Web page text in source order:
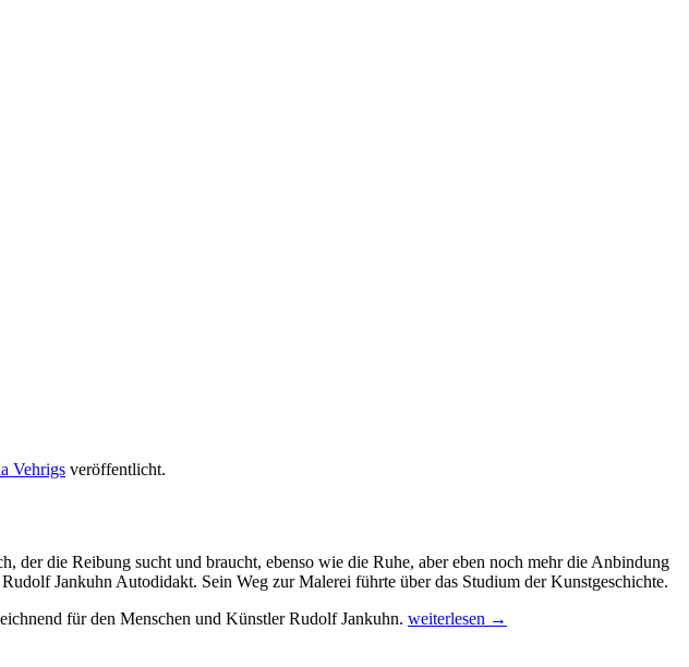
Vehrigs veröffentlicht.
der die Reibung sucht und braucht, ebenso wie die Ruhe, aber eben noch mehr die Anbindung
Jankuhn Autodidakt. Sein Weg zur Malerei führte über das Studium der Kunstgeschichte.
für den Menschen und Künstler Rudolf Jankuhn. weiterlesen →